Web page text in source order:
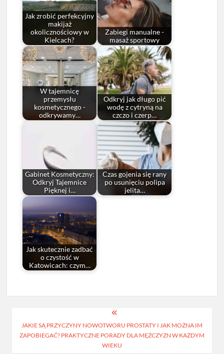
Jak zrobić perfekcyjny
makijaż
okolicznościowy w
Kielcach?
Zabiegi manualne -
masaż sportowy
W tajemnicę
przemysłu
kosmetycznego -
odkrywamy…
Odkryj jak długo pić
wodę z cytryną na
czczo i czerp…
Gabinet Kosmetyczny:
Odkryj Tajemnice
Pięknej i…
Czas gojenia się rany
po usunięciu polipa
jelita…
Jak skutecznie zadbać
o czystość w
Katowicach: czym…
wpisu
JAKIE SĄ PRZYCZYNY NOWOTWORU PROSTATY I JAK MOŻNA IM
ZAPOBIEGAĆ? PRAKTYCZNE PORADY DLA MĘŻCZYZN W KAŻDYM
WIEKU